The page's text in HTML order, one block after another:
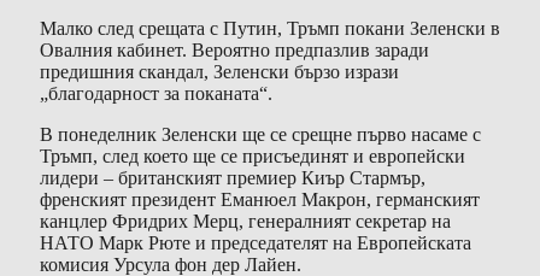
Малко след срещата с Путин, Тръмп покани Зеленски в
Овалния кабинет. Вероятно предпазлив заради
предишния скандал, Зеленски бързо изрази
„благодарност за поканата“.
В понеделник Зеленски ще се срещне първо насаме с
Тръмп, след което ще се присъединят и европейски
лидери – британският премиер Киър Стармър,
френският президент Еманюел Макрон, германският
канцлер Фридрих Мерц, генералният секретар на
НАТО Марк Рюте и председателят на Европейската
комисия Урсула фон дер Лайен.